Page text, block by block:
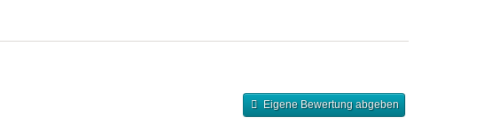
Eigene Bewertung abgeben